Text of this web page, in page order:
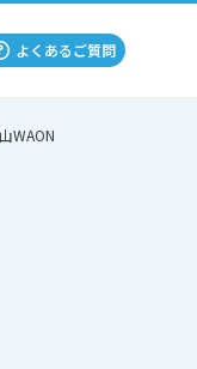
よくあるご質問
WAON